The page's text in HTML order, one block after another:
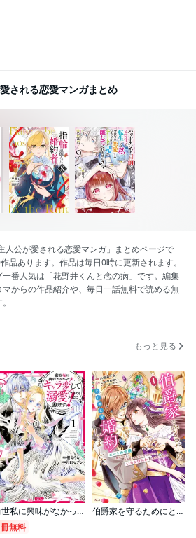
される恋愛マンガまとめ
人公が愛される恋愛マンガ」まとめページで
品あります。作品は毎日0時に更新されます。
番人気は「花野井くんと恋の病」です。編集
からの作品紹介や、毎日一話無料で読める無
もっと見る
前世私に興味がなかった夫、キャラ変して溺愛してきても対応に困りますっ！
無料
伯爵家を守るためにとりあえず婚約しました ニートの令嬢は醜聞をはらし意地悪な侯爵家に対抗するためいちかばちかの婚約を決断する